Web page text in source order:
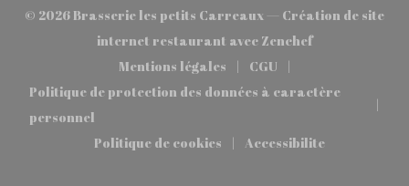
© 2026 Brasserie les petits Carreaux — Création de site
internet restaurant avec Zenchef((ouvre une
Mentions légales
((ouvre une nouvelle fenêtre))
CGU
((ouvre une nouvelle
Politique de protection des données à caractère
personnel
((ouvre une nouvelle fenêtre))
Politique de cookies
((ouvre une nouvelle fenêtre))
Accessibilite
((ouvre une